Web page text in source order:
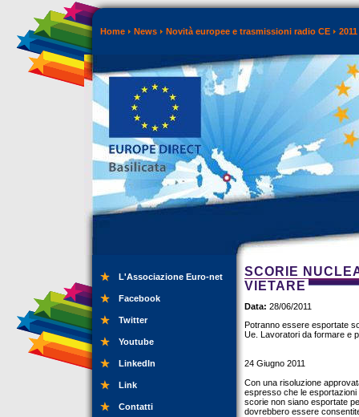
Home News Novità europee e trasmissioni radio CE 2011
L'Associazione Euro-net
Facebook
Twitter
Youtube
LinkedIn
Link
Contatti
SCORIE
VIETARE
Data: 28/06/2011
Potranno essere esportate
Ue. Lavoratori da formare e
24 Giugno 2011
Con una risoluzione
espresso che le
scorie non siano esportate
dovrebbero essere